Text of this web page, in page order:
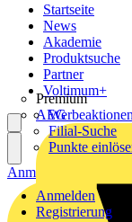
Startseite
News
Akademie
Produktsuche
Partner
Premium
AEG
Voltimum+
Werbeaktionen
Filial-Suche
Punkte
Anmelden
Registrierung
Anmelden